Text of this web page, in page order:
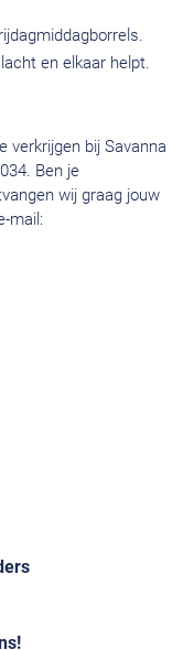
en elkaar helpt.
verkrijgen bij Savanna
Ben je
wij graag jouw
mail: